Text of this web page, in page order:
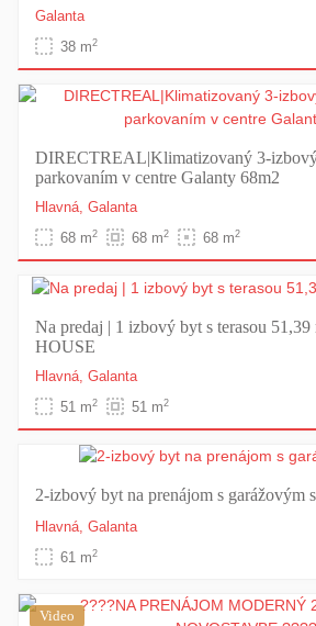
Galanta
38 m2
DIRECTREAL|Klimatizovaný 3-
parkovaním v centre Galanty 68m2
Hlavná, Galanta
68 m2 68 m2 68 m2
Na predaj | 1 izbový byt s terasou 51,39
HOUSE
Hlavná, Galanta
51 m2 51 m2
2-izbový byt na prenájom s garážovým
Hlavná, Galanta
61 m2
Video